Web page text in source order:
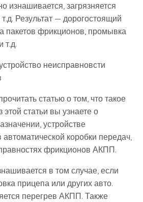
изнашивается, загрязняется
Результат — дорогостоящий
пакетов фрикционов, промывка
т.д.
статью о том, что такое
статьи вы узнаете о
устройстве
коробки передач,
фрикционов АКПП.
в том случае, если
прицепа или других авто.
перегрев АКПП. Также